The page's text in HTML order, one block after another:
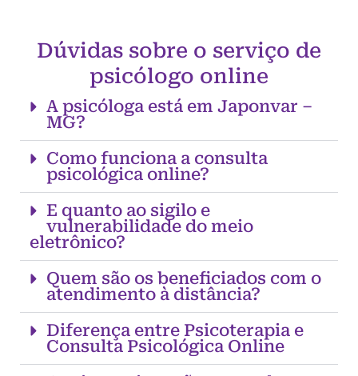
Dúvidas sobre o serviço de
psicólogo online
A psicóloga está em Japonvar –
MG?
Como funciona a consulta
psicológica online?
E quanto ao sigilo e
vulnerabilidade do meio
eletrônico?
Quem são os beneficiados com o
atendimento à distância?
Diferença entre Psicoterapia e
Consulta Psicológica Online